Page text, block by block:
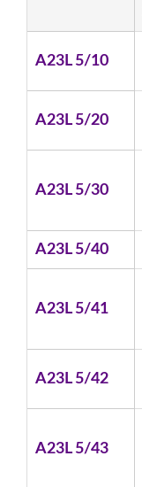
A23L 5/10
A23L 5/20
A23L 5/30
A23L 5/40
A23L 5/41
A23L 5/42
A23L 5/43